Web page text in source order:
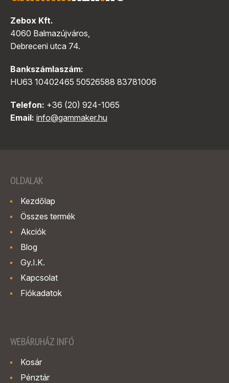
Zebox Kft.
4060 Balmazújváros,
Debreceni utca 74.
Bankszámlaszám:
HU63 10402465 50526588 83781006
Telefon: +36 (20) 924-1065
Email: info@gammaker.hu
OLDALAK
Kezdőlap
Összes termék
Akciók
Blog
Gy.I.K.
Kapcsolat
Fiókadatok
WEBÁRUHÁZ INFÓ
Kosár
Pénztár